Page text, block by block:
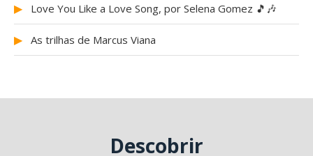
▶ Love You Like a Love Song, por Selena Gomez 🎵🎶
▶ As trilhas de Marcus Viana
Descobrir